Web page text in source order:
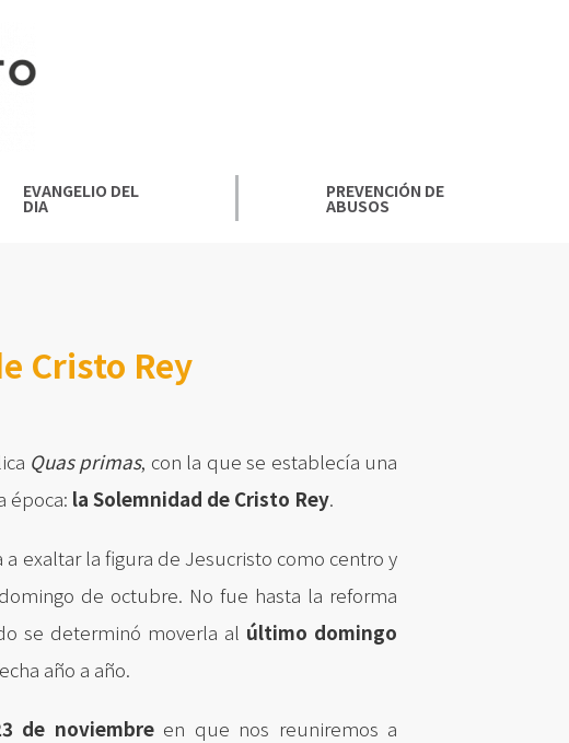
EVANGELIO DEL
DIA
PREVENCIÓN DE
ABUSOS
Cristo Rey
Quas primas, con la que se establecía una
época: la Solemnidad de Cristo Rey.
exaltar la figura de Jesucristo como centro y
de octubre. No fue hasta la reforma
se determinó moverla al último domingo
año a año.
de noviembreen que nos reuniremos a